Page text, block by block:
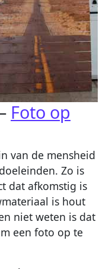
Foto op
van de mensheid
Zo is
dat afkomstig is
is hout
niet weten is dat
een foto op te